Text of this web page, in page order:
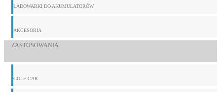
ŁADOWARKI DO AKUMULATORÓW
AKCESORIA
ZASTOSOWANIA
GOLF CAR